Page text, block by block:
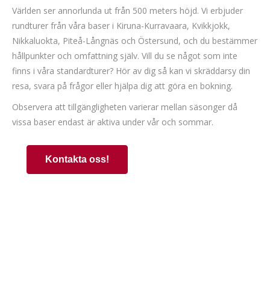
Världen ser annorlunda ut från 500 meters höjd. Vi erbjuder
rundturer från våra baser i Kiruna-Kurravaara, Kvikkjokk,
Nikkaluokta, Piteå-Långnäs och Östersund, och du bestämmer
hållpunkter och omfattning själv. Vill du se något som inte
finns i våra standardturer? Hör av dig så kan vi skräddarsy din
resa, svara på frågor eller hjälpa dig att göra en bokning.
Observera att tillgängligheten varierar mellan säsonger då
vissa baser endast är aktiva under vår och sommar.
Kontakta oss!